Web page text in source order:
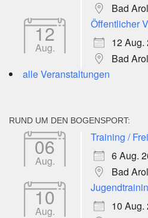
Bad
12
Aug.
Öffentlicher
12 Aug.
Bad
alle Veranstaltungen
RUND UM DEN BOGENSPORT:
06
Aug.
Training /
6 Aug.
Bad
10
Aug.
10 Aug.